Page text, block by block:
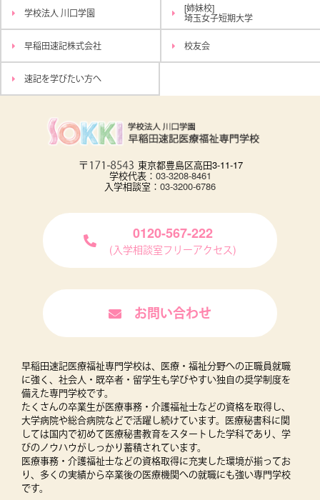
学校法人 川口学園
[姉妹校]
埼玉女子短期大学
早稲田速記株式会社 校友会
速記を学びたい方へ
東京都豊島区高田3-11-17
学校代表： 03-3208-8461
入学相談室： 03-3200-6786
0120-567-222
(入学相談室フリーアクセス)
お問い合わせ
早稲田速記医療福祉専門学校は、医療・福祉分野への正職員就職
に強く、社会人・既卒者・留学生も学びやすい独自の奨学制度を
備えた専門学校です。
たくさんの卒業生が医療事務・介護福祉士などの資格を取得し、
大学病院や総合病院などで活躍し続けています。医療秘書科に関
しては国内で初めて医療秘書教育をスタートした学科であり、学
びのノウハウがしっかり蓄積されています。
医療事務・介護福祉士などの資格取得に充実した環境が揃ってお
り、多くの実績から卒業後の医療機関への就職にも強い専門学校
です。